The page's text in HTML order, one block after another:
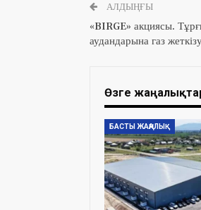
АЛДЫҢҒЫ
«BIRGE» акциясы.
аудандарына газ
Өзге
БАСТЫ ЖАҢАЛЫҚ